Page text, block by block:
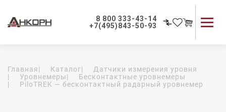
8 800 333-43-14
+7(495)843-50-93
Применение приборов
Как мы работаем
Главная| Каталог|
Датчики измерения уровня
|
Уровнемеры|
Бесконтактные уровнемеры
|
PiloTREK — бесконтактный радарный уровнемер